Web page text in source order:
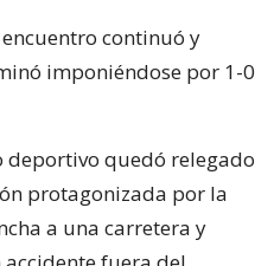
continuó y
imponiéndose por 1-0
deportivo quedó relegado
protagonizada por la
a una carretera y